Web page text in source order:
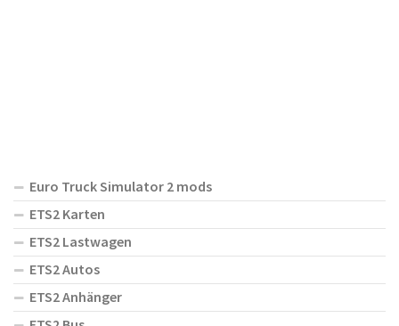
Euro Truck Simulator 2 mods
ETS2 Karten
ETS2 Lastwagen
ETS2 Autos
ETS2 Anhänger